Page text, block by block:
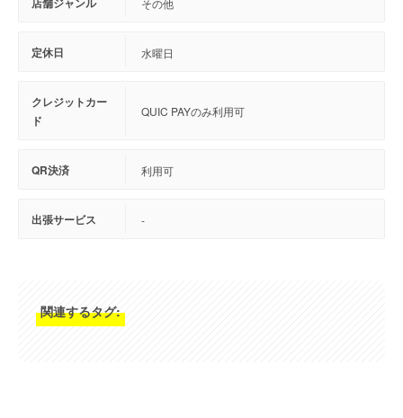
その他
定休日 水曜日
クレジットカー
ド
QUIC PAYのみ利用可
QR決済 利用可
出張サービス -
関連するタグ: